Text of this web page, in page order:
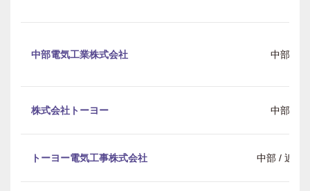
中部電気工業株式会社 中部
株式会社トーヨー 中部
トーヨー電気工事株式会社 中部 / 近畿